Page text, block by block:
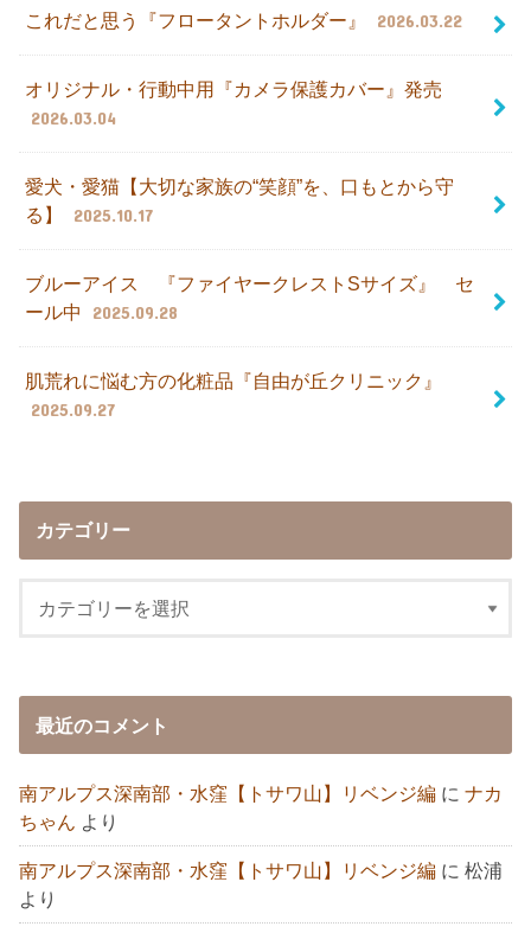
これだと思う『フロータントホルダー』 2026.03.22
オリジナル・行動中用『カメラ保護カバー』発売
2026.03.04
愛犬・愛猫【大切な家族の“笑顔”を、口もとから守
る】
2025.10.17
ブルーアイス 『ファイヤークレストSサイズ』 セ
ール中
2025.09.28
肌荒れに悩む方の化粧品『自由が丘クリニック』
2025.09.27
カテゴリー
最近のコメント
南アルプス深南部・水窪【トサワ山】リベンジ編 にナカ
ちゃん より
南アルプス深南部・水窪【トサワ山】リベンジ編 に松浦
より